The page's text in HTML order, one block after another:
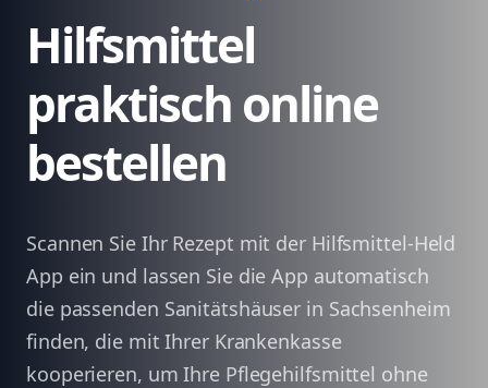
Hilfsmittel
praktisch online
bestellen
Scannen Sie Ihr Rezept mit der Hilfsmittel-Held
App ein und lassen Sie die App automatisch
die passenden Sanitätshäuser in Sachsenheim
finden, die mit Ihrer Krankenkasse
kooperieren, um Ihre Pflegehilfsmittel ohne